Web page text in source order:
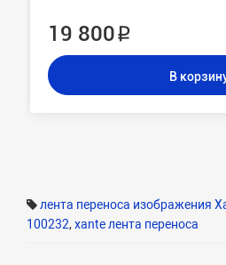
19 800 ₽
В
лента переноса изображения
100232, xante лента переноса